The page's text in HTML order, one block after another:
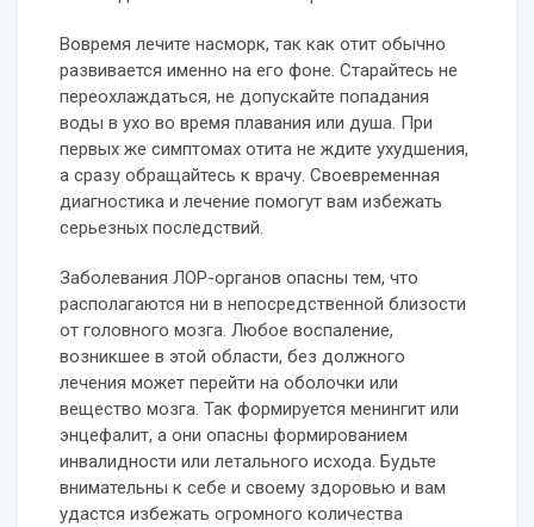
Вовремя лечите насморк, так как отит обычно
развивается именно на его фоне. Старайтесь не
переохлаждаться, не допускайте попадания
воды в ухо во время плавания или душа. При
первых же симптомах отита не ждите ухудшения,
а сразу обращайтесь к врачу. Своевременная
диагностика и лечение помогут вам избежать
серьезных последствий.
Заболевания ЛОР-органов опасны тем, что
располагаются ни в непосредственной близости
от головного мозга. Любое воспаление,
возникшее в этой области, без должного
лечения может перейти на оболочки или
вещество мозга. Так формируется менингит или
энцефалит, а они опасны формированием
инвалидности или летального исхода. Будьте
внимательны к себе и своему здоровью и вам
удастся избежать огромного количества